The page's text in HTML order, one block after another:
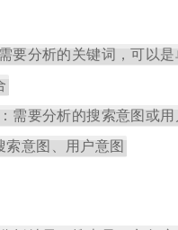
要分析的关键词，可以是
需要分析的搜索意图或用
索意图、用户意图